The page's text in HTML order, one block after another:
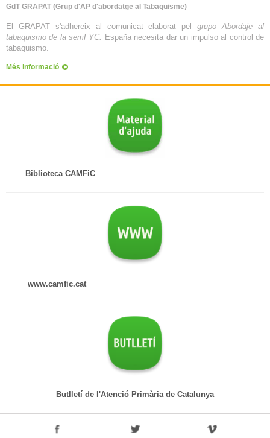
GdT GRAPAT (Grup d'AP d'abordatge al Tabaquisme)
El GRAPAT s'adhereix al comunicat elaborat pelgrupo Abordaje al
tabaquismo de la semFYC: España necesita dar un impulso al control de
tabaquismo.
Més informació
Biblioteca CAMFiC
www.camfic.cat
Butlletí de l'Atenció Primària de Catalunya